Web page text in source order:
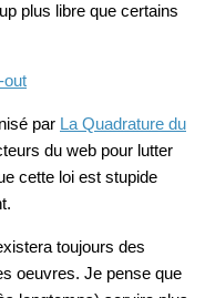
plus libre que certains
par La Quadrature du
du web pour lutter
cette loi est stupide
toujours des
oeuvres. Je pense que